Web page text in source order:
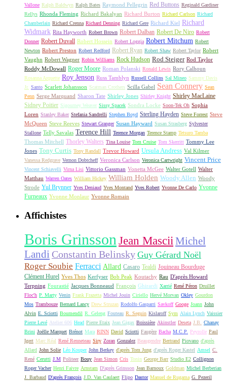
Vallone Ralph Baldwyn Ralph Bates Raymond Pellegrin Red Buttons Reginald Gardiner
Rellys Rhonda Fleming Richard Bakalyan Richard Burton Richard Carlson Richard
Chamberlain Richard Crenna Richard Denning Richard Gere Richard Kiel Richard
Widmark Rita Hayworth Robert Brown Robert Dalban Robert De Niro Robert
Donner Robert Duvall Robert Hossein Robert Loggia Robert Mitchum Robert
Newton Robert Preston Robert Redford Robert Ryan Robert Shaw Robert Taylor Robert
Vaughn Robert Wagner Robin Williams Rock Hudson Rod Steiger Rod Taylor
Roddy McDowall Roger Moore Roman Polanski Ronald Lewis Rory Calhoun
Rosanna Arquette Roy Jenson Russ Tamblyn Russell Collins Sal Mineo Sammy Davis
Jr. Santo Scarlett Johansson Scatman Crothers Scilla Gabel Sean Connery Sean
Penn Serge Marquand Sharon Tate Shirley Jones Shirley Knight Shirley MacLaine
Sidney Poitier Sigourney Weaver Sissy Spacek Sondra Locke Soon-Tek Oh Sophia
Loren Stanley Baker Stefania Sandrelli Stephen Boyd Sterling Hayden Steve Forrest Steve
McQueen Steve Reeves Stewart Granger Susan Hayward Susan Strasberg Sylvester
Stallone Telly Savalas Terence Hill Terence Morgan Terence Stamp Tetsuro Tamba
Thomas Mitchell Thorley Walters Tina Louise Tom Cruise Tom Skerritt Tommy Lee
Jones Tony Curtis Tony Randall Trevor Howard Ursula Andress Val Kilmer
Vanessa Redgrave Vernon Dobtcheff Veronica Carlson Veronica Cartwright Vincent Price
Vincent Schiavelli Virna Lisi Vittorio Gassman Vonetta McGee Walter Gotell Walter
Matthau Warren Oates William Hickey William Holden Woody Allen Woody
Strode Yul Brynner Yves Deniaud Yves Montand Yves Robert Yvonne De Carlo Yvonne
Furneaux Yvonne Monlaur Yvonne Romain
Affichistes
Boris Grinsson Jean Mascii Michel
Landi Constantin Belinsky Guy Gérard Noël
Roger Soubie Ferracci Allard Casaro Tealdi Jouineau Bourduge
Clément Hurel Yves Thos Kerfyser Bob Peak Koutachy Rau D'après Howard
Terpning Fourastié Jacques Bonneaud François Ghirardi Xarrié René Péron Druillet
Floc'h P. Marty Venin Frank Frazetta Michel Jouin Ciriello Hervé Morvan Okley Gourdon
Mos Trambouze Bernard Lancy Drew Struzan Rodolfo Gasparri Savkoff Googe Joann John
Alvin E. Sciotti Boumendil R. Geleng Fouteau R. Seguin Kislaroff Sym Alain Lynch Vaissier
Pierre Levé
Atelier 606 Head Pierre Etaix Jean Gigax Boissière Akinstler Deseta J.B.
Chanay
Brini Joëlle Marquet Brénot Mara RINN David Sciotti Faugère Bacha M.C.P. Peyrolle Paul
Igert Marc Réal René Renneteau Siry Zoran Gonzalez Beaugendre Bertrand Piovano d'après
Allard John Solie Léo Kouper John Berkey d'après Tom Jung d'après Roger Kastel Amsel C.
René Cerutti J.M Politeer Bouy Jean Simon Cris Tonin George Barr Studio E2 Collignon
Roger Vacher Henri Faivre Arnstam D'après Grinsson Jean Barnoux Goldman Michel Berberian
J. Barbaud D'après François J.D. Van Caulaert Flipo Dastor Manuel de Rugama G. Pezeril